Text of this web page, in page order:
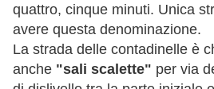
quattro, cinque minuti. Unica
avere questa denominazione.
La strada delle contadinelle è
anche "sali scalette" per via